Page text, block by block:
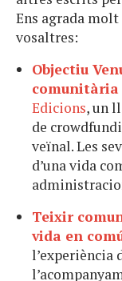
Ens agrada
vosaltres:
Objectiu
comunitària
Edicions, un
de
veïnal. Les
d’una vida
Teixir
vida en
l’experiència